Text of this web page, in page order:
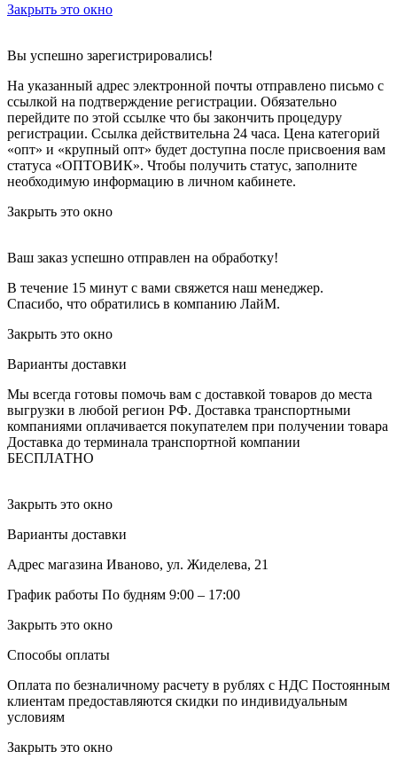
Закрыть это окно
Вы успешно зарегистрировались!
На указанный адрес электронной почты отправлено письмо с
ссылкой на подтверждение регистрации. Обязательно
перейдите по этой ссылке что бы закончить процедуру
регистрации. Ссылка действительна 24 часа. Цена категорий
«опт» и «крупный опт» будет доступна после присвоения вам
статуса «ОПТОВИК». Чтобы получить статус, заполните
необходимую информацию в личном кабинете.
Закрыть это окно
Ваш заказ успешно отправлен на обработку!
В течение 15 минут с вами свяжется наш менеджер.
Спасибо, что обратились в компанию ЛайМ.
Закрыть это окно
Варианты доставки
Мы всегда готовы помочь вам с доставкой товаров до места
выгрузки в любой регион РФ. Доставка транспортными
компаниями оплачивается покупателем при получении товара
Доставка до терминала транспортной компании
БЕСПЛАТНО
Закрыть это окно
Варианты доставки
Адрес магазина Иваново, ул. Жиделева, 21
График работы По будням 9:00 – 17:00
Закрыть это окно
Способы оплаты
Оплата по безналичному расчету в рублях с НДС Постоянным
клиентам предоставляются скидки по индивидуальным
условиям
Закрыть это окно